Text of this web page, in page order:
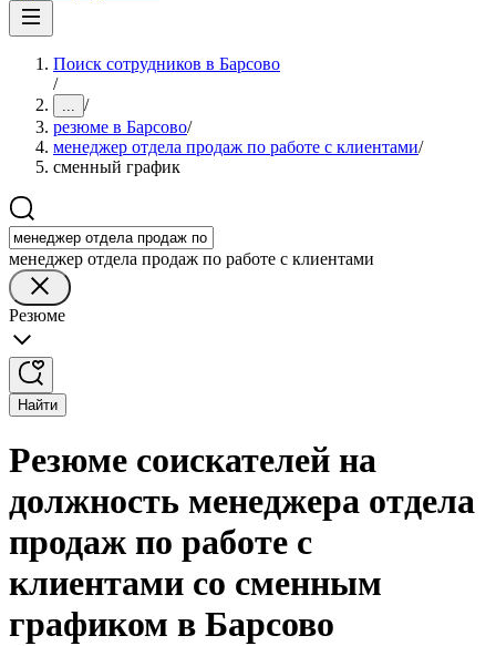
Поиск сотрудников в Барсово
/
... /
резюме в Барсово/
менеджер отдела продаж по работе с клиентами/
сменный график
менеджер отдела продаж по работе с клиентами
Резюме
Найти
Резюме соискателей на
должность менеджера отдела
продаж по работе с
клиентами со сменным
графиком в Барсово